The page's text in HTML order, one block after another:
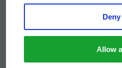
Deny
Allow
to